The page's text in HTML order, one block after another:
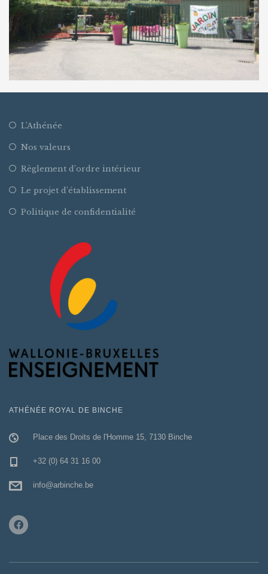
L’Athénée
Nos valeurs
Règlement d’ordre intérieur
Le projet d’établissement
Politique de confidentialité
ATHÉNÉE ROYAL DE BINCHE
Place des Droits de l'Homme 15, 7130 Binche
+32 (0) 64 31 16 00
info@arbinche.be